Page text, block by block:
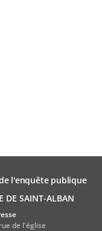
l'enquête publique
DE SAINT-ALBAN
de l'église